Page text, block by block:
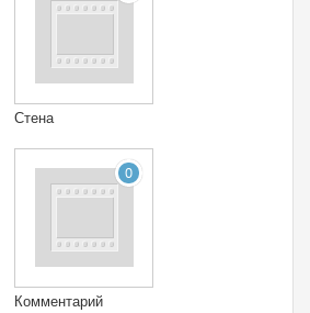
Стена
0
Комментарий